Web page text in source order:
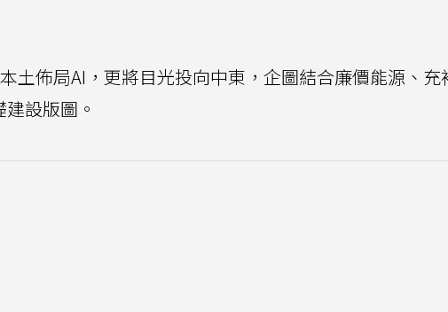
土佈局AI，更將目光投向中東，企圖結合廉價能源、充
設版圖。